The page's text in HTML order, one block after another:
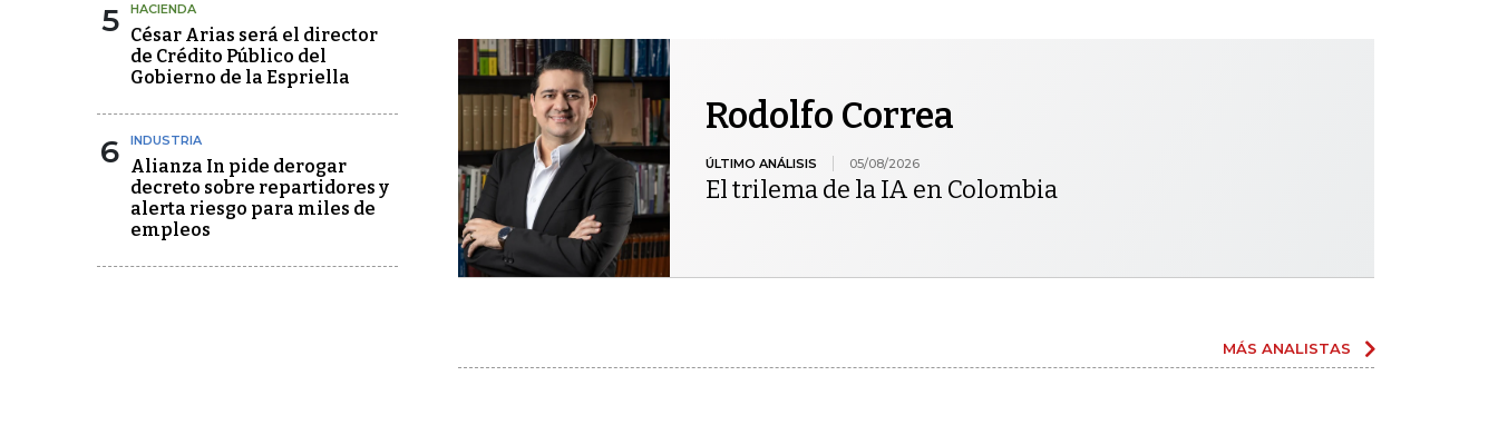
5 HACIENDA
César Arias será el director
de Crédito Público del
Gobierno de la Espriella
6 INDUSTRIA
Alianza In pide derogar
decreto sobre repartidores y
alerta riesgo para miles de
empleos
Rodolfo Correa
ÚLTIMO ANÁLISIS 05/08/2026
El trilema de la IA en Colombia
MÁS ANALISTAS